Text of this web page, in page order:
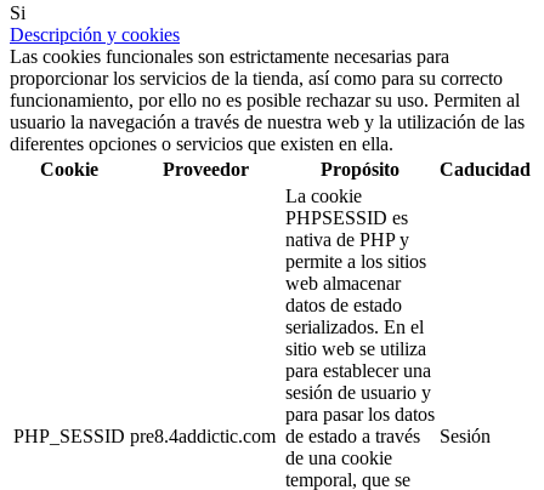
Si
Descripción y cookies
Las cookies funcionales son estrictamente necesarias para
proporcionar los servicios de la tienda, así como para su correcto
funcionamiento, por ello no es posible rechazar su uso. Permiten al
usuario la navegación a través de nuestra web y la utilización de las
diferentes opciones o servicios que existen en ella.
Cookie
Proveedor Propósito Caducidad
PHP_SESSID pre8.4addictic.com
La cookie
PHPSESSID es
nativa de PHP y
permite a los sitios
web almacenar
datos de estado
serializados. En el
sitio web se utiliza
para establecer una
sesión de usuario y
para pasar los datos
de estado a través
de una cookie
temporal, que se
Sesión